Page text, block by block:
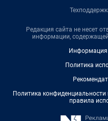
Редакция сайта не несет
информации,
Информация
Политика
Политика
правила